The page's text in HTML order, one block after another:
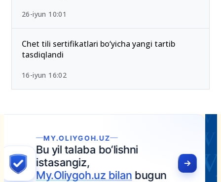
26-iyun 10:01
Chet tili sertifikatlari bo‘yicha yangi tartib
tasdiqlandi
16-iyun 16:02